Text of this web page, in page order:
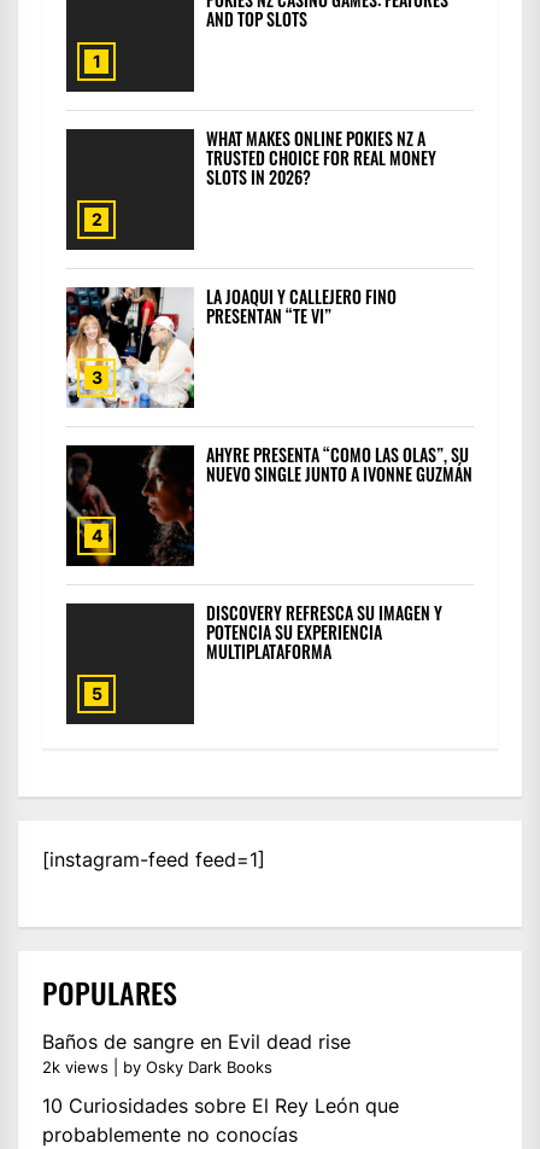
1
AND TOP SLOTS
2
WHAT MAKES ONLINE POKIES NZ A
TRUSTED CHOICE FOR REAL MONEY
SLOTS IN 2026?
3
LA JOAQUI Y CALLEJERO FINO
PRESENTAN “TE VI”
4
AHYRE PRESENTA “COMO LAS OLAS”, SU
NUEVO SINGLE JUNTO A IVONNE GUZMÁN
5
DISCOVERY REFRESCA SU IMAGEN Y
POTENCIA SU EXPERIENCIA
MULTIPLATAFORMA
[instagram-feed feed=1]
POPULARES
Baños de sangre en Evil dead rise
2k views by Osky Dark Books
10 Curiosidades sobre El Rey León que
probablemente no conocías